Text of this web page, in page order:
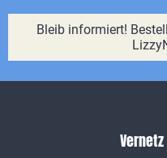
Bleib informiert!